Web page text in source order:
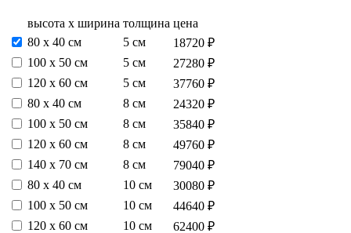
высота х ширина толщина цена
80 х 40 см
5 см
18720 ₽
100 х 50 см
5 см
27280 ₽
120 х 60 см
5 см
37760 ₽
80 х 40 см
8 см
24320 ₽
100 х 50 см
8 см
35840 ₽
120 х 60 см
8 см
49760 ₽
140 х 70 см
8 см
79040 ₽
80 х 40 см
10 см
30080 ₽
100 х 50 см
10 см
44640 ₽
120 х 60 см
10 см
62400 ₽